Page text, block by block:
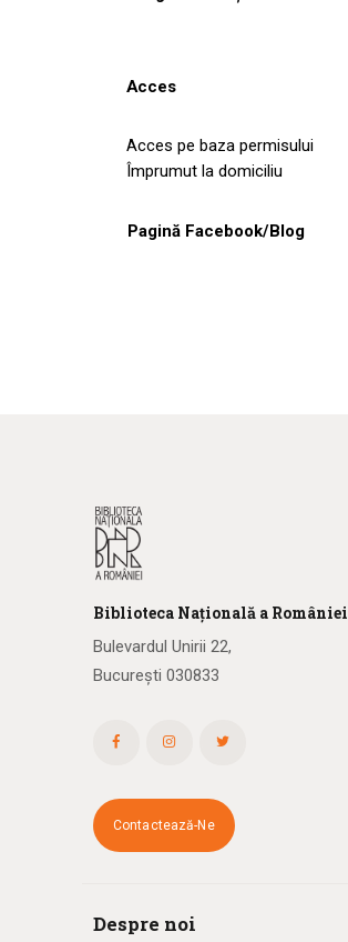
Acces
Acces pe baza permisului
Împrumut la domiciliu
Pagină Facebook/Blog
Biblioteca Națională a României
Bulevardul Unirii 22,
București 030833
Contactează-Ne
Despre noi